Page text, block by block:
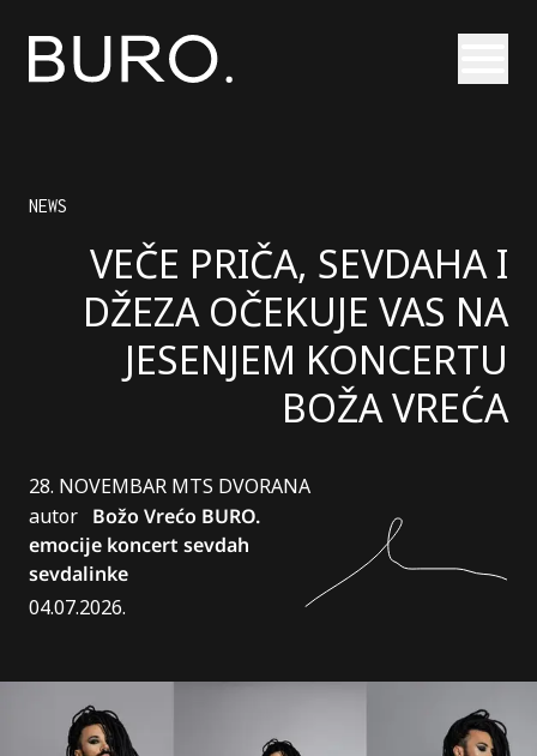
NEWS
VEČE PRIČA, SEVDAHA I
DŽEZA OČEKUJE VAS NA
JESENJEM KONCERTU
BOŽA VREĆA
28. NOVEMBAR MTS DVORANA
autor Božo Vrećo BURO.
emocije koncert sevdah
sevdalinke
04.07.2026.